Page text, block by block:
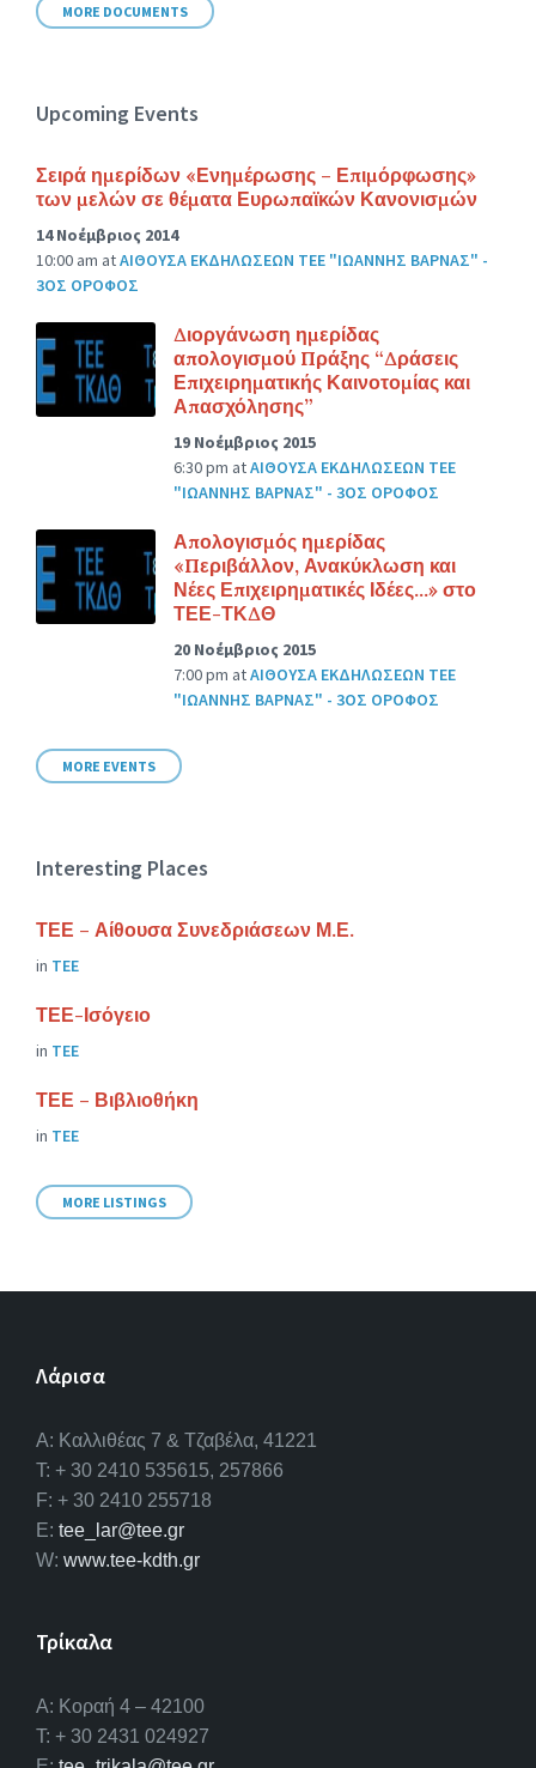
MORE DOCUMENTS
Upcoming Events
Σειρά ημερίδων «Ενημέρωσης – Επιμόρφωσης»
των μελών σε θέματα Ευρωπαϊκών Κανονισμών
14 Νοέμβριος 2014
10:00 am atΑΙΘΟΥΣΑ ΕΚΔΗΛΩΣΕΩΝ ΤΕΕ "ΙΩΑΝΝΗΣ ΒΑΡΝΑΣ" -
3ΟΣ ΟΡΟΦΟΣ
Διοργάνωση ημερίδας
απολογισμού Πράξης “Δράσεις
Επιχειρηματικής Καινοτομίας και
Απασχόλησης”
19 Νοέμβριος 2015
6:30 pm atΑΙΘΟΥΣΑ ΕΚΔΗΛΩΣΕΩΝ ΤΕΕ
"ΙΩΑΝΝΗΣ ΒΑΡΝΑΣ" - 3ΟΣ ΟΡΟΦΟΣ
Απολογισμός ημερίδας
«Περιβάλλον, Ανακύκλωση και
Νέες Επιχειρηματικές Ιδέες…» στο
ΤΕΕ-ΤΚΔΘ
20 Νοέμβριος 2015
7:00 pm atΑΙΘΟΥΣΑ ΕΚΔΗΛΩΣΕΩΝ ΤΕΕ
"ΙΩΑΝΝΗΣ ΒΑΡΝΑΣ" - 3ΟΣ ΟΡΟΦΟΣ
MORE EVENTS
Interesting Places
ΤΕΕ – Αίθουσα Συνεδριάσεων Μ.Ε.
in ΤΕΕ
ΤΕΕ-Ισόγειο
in ΤΕΕ
ΤΕΕ – Βιβλιοθήκη
in ΤΕΕ
MORE LISTINGS
Λάρισα
A: Καλλιθέας 7 & Τζαβέλα, 41221
T: + 30 2410 535615, 257866
F: + 30 2410 255718
E: tee_lar@tee.gr
W: www.tee-kdth.gr
Τρίκαλα
Α: Κοραή 4 – 42100
T: + 30 2431 024927